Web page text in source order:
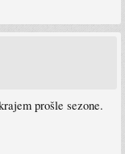
prošle sezone.